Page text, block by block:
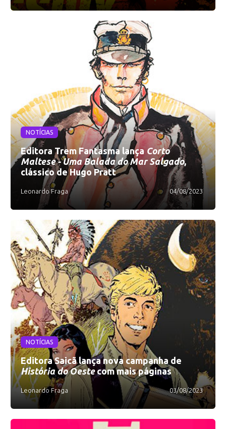
NOTÍCIAS
Editora Trem Fantasma lança Corto
Maltese - Uma Balada do Mar Salgado,
clássico de Hugo Pratt
Leonardo Fraga 04/08/2023
NOTÍCIAS
Editora Saicã lança nova campanha de
História do Oestecom mais páginas
Leonardo Fraga 03/08/2023